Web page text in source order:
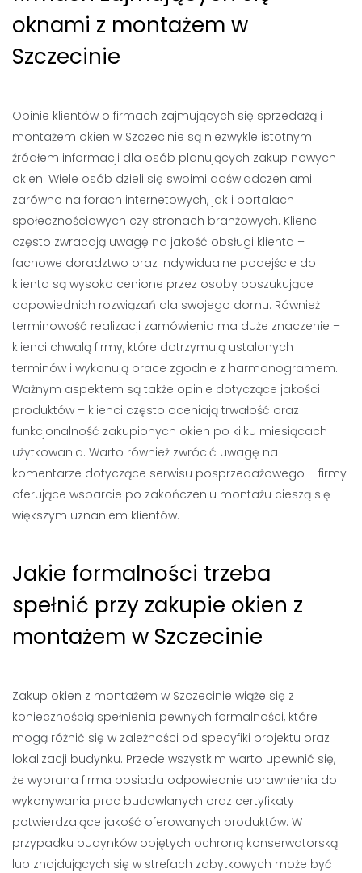
oknami z montażem w
Szczecinie
Opinie klientów o firmach zajmujących się sprzedażą i
montażem okien w Szczecinie są niezwykle istotnym
źródłem informacji dla osób planujących zakup nowych
okien. Wiele osób dzieli się swoimi doświadczeniami
zarówno na forach internetowych, jak i portalach
społecznościowych czy stronach branżowych. Klienci
często zwracają uwagę na jakość obsługi klienta –
fachowe doradztwo oraz indywidualne podejście do
klienta są wysoko cenione przez osoby poszukujące
odpowiednich rozwiązań dla swojego domu. Również
terminowość realizacji zamówienia ma duże znaczenie –
klienci chwalą firmy, które dotrzymują ustalonych
terminów i wykonują prace zgodnie z harmonogramem.
Ważnym aspektem są także opinie dotyczące jakości
produktów – klienci często oceniają trwałość oraz
funkcjonalność zakupionych okien po kilku miesiącach
użytkowania. Warto również zwrócić uwagę na
komentarze dotyczące serwisu posprzedażowego – firmy
oferujące wsparcie po zakończeniu montażu cieszą się
większym uznaniem klientów.
Jakie formalności trzeba
spełnić przy zakupie okien z
montażem w Szczecinie
Zakup okien z montażem w Szczecinie wiąże się z
koniecznością spełnienia pewnych formalności, które
mogą różnić się w zależności od specyfiki projektu oraz
lokalizacji budynku. Przede wszystkim warto upewnić się,
że wybrana firma posiada odpowiednie uprawnienia do
wykonywania prac budowlanych oraz certyfikaty
potwierdzające jakość oferowanych produktów. W
przypadku budynków objętych ochroną konserwatorską
lub znajdujących się w strefach zabytkowych może być